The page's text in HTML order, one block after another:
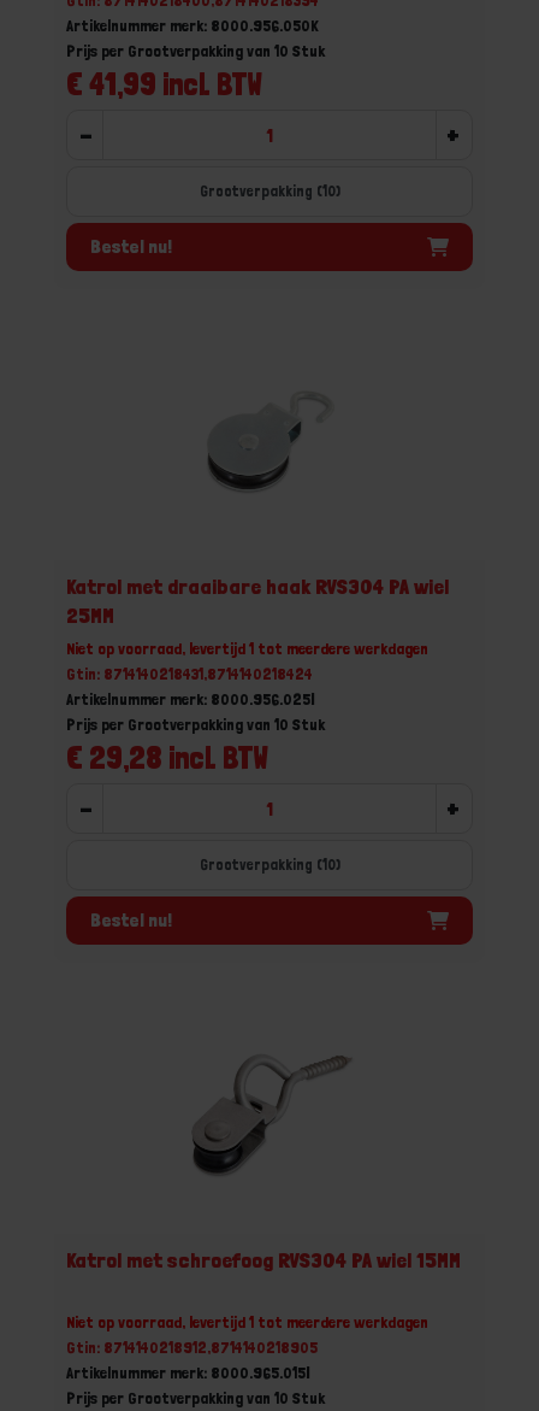
Artikelnummer merk: 8000.956.050K
€ 41,99 incl. BTW
Prijs per Grootverpakking van 10 Stuk
- +
Grootverpakking (10)
Bestel nu!
Katrol met draaibare haak RVS304 PA wiel
25MM
Niet op voorraad, levertijd 1 tot meerdere werkdagen
Gtin: 8714140218431,8714140218424
Artikelnummer merk: 8000.956.025I
€ 29,28 incl. BTW
Prijs per Grootverpakking van 10 Stuk
- +
Grootverpakking (10)
Bestel nu!
Katrol met schroefoog RVS304 PA wiel 15MM
Niet op voorraad, levertijd 1 tot meerdere werkdagen
Gtin: 8714140218912,8714140218905
Artikelnummer merk: 8000.965.015I
Prijs per Grootverpakking van 10 Stuk